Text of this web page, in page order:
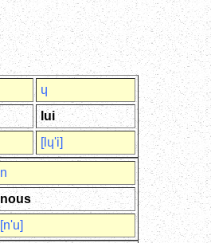
ɥ
lui
[lɥ'i]
n
nous
[n'u]